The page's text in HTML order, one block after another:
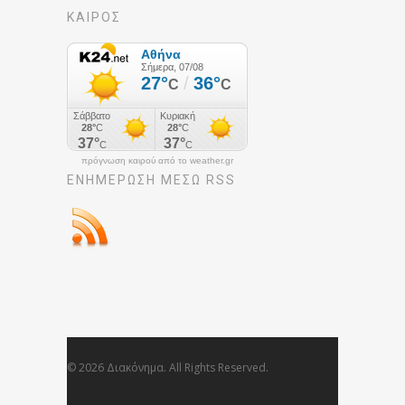
ΚΑΙΡΟΣ
πρόγνωση καιρού από το weather.gr
ΕΝΗΜΈΡΩΣΉ ΜΕΣΩ RSS
© 2026 Διακόνημα. All Rights Reserved.